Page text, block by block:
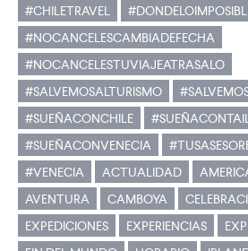
#CHILETRAVEL
#NOCANCELESCAMBIADEFECHA
#NOCANCELESTUVIAJEATRASALO
#SALVEMOSALTURISMO
#SUEÑACONCHILE
#SUEÑACONVENECIA
#VENECIA
ACTUALIDAD
AVENTURA
CAMBOYA
EXPEDICIONES
EXPERIENCIAS